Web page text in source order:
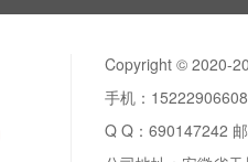
Copyright © 2020-
手机：
Q Q： 690147242